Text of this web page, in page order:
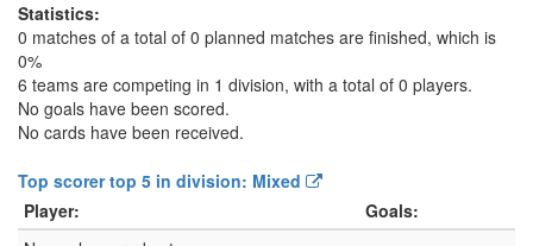
Statistics:
0 matches of a total of 0 planned matches are finished, which is
0%
6 teams are competing in 1 division, with a total of 0 players.
No goals have been scored.
No cards have been received.
Top scorer top 5 in division: Mixed
Player:
Goals: